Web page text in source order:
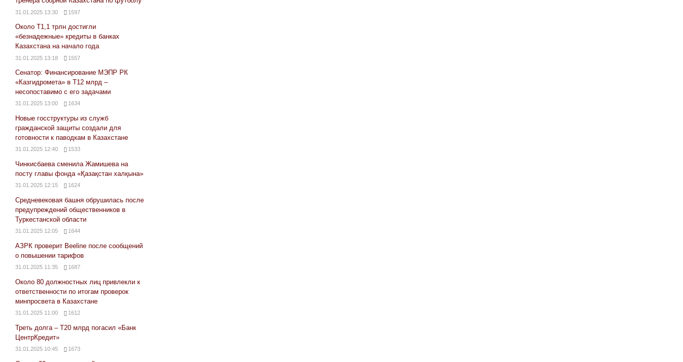
31.01.2025 13:30 1597
Около Т1,1 трлн достигли
«безнадежные» кредиты в банках
Казахстана на начало года
31.01.2025 13:18 1557
Сенатор: Финансирование МЭПР РК
«Казгидромета» в Т12 млрд –
несопоставимо с его задачами
31.01.2025 13:00 1634
Новые госструктуры из служб
гражданской защиты создали для
готовности к паводкам в Казахстане
31.01.2025 12:40 1533
Чинкисбаева сменила Жамишева на
посту главы фонда «Қазақстан халқына»
31.01.2025 12:15 1624
Средневековая башня обрушилась после
предупреждений общественников в
Туркестанской области
31.01.2025 12:05 1644
АЗРК проверит Beeline после сообщений
о повышении тарифов
31.01.2025 11:35 1687
Около 80 должностных лиц привлекли к
ответственности по итогам проверок
минпросвета в Казахстане
31.01.2025 11:00 1612
Треть долга – Т20 млрд погасил «Банк
ЦентрКредит»
31.01.2025 10:45 1673